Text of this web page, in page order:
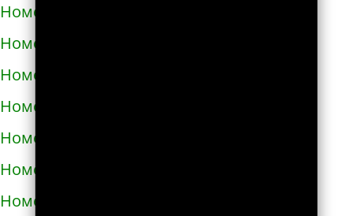
Номера телефонов такси в Путивле
Номера телефонов такси в Пятихатках
Номера телефонов такси в Раздельной
Номера телефонов такси в Ракитном
Номера телефонов такси в Рахове
Номера телефонов такси в Рени
Номера телефонов такси в Ровно